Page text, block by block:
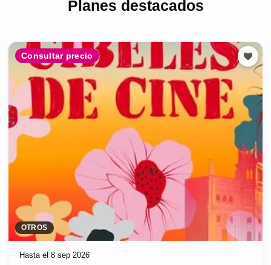
Planes destacados
Consultar precio
OTROS
Hasta el 8 sep 2026